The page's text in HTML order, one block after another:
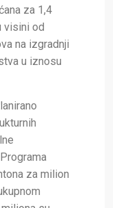
za 1,4
visini od
na izgradnji
u iznosu
za milion